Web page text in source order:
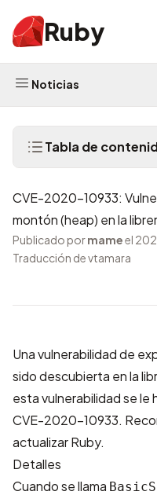
Ruby
Noticias
Tabla de
CVE-2020-10933:
montón (heap) en la
Publicado pormameel
Traducción de vtamara
Una vulnerabilidad de
sido descubierta en la
esta vulnerabilidad se le
CVE-2020-10933.
actualizar Ruby.
Detalles
Cuando se llama